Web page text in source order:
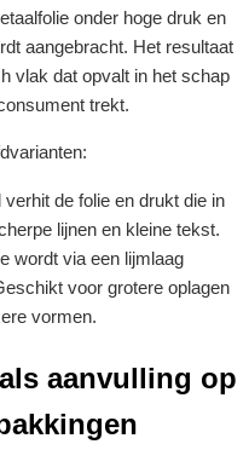
onder hoge druk en
aangebracht. Het resultaat
vlak dat opvalt in het schap
trekt.
de folie en drukt die in
lijnen en kleine tekst.
wordt via een lijmlaag
voor grotere oplagen
vormen.
aanvulling op